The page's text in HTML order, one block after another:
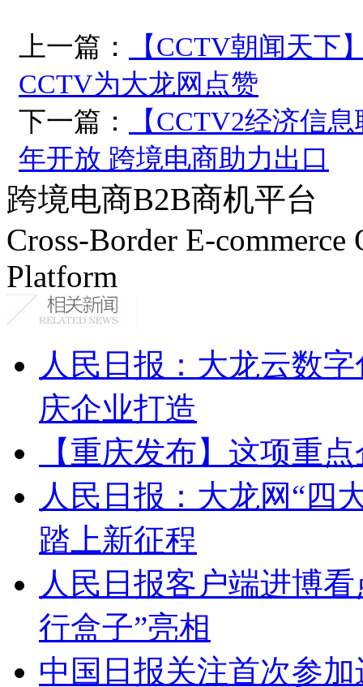
上一篇：
【CCTV朝闻天下
CCTV为大龙网点赞
下一篇：
【CCTV2经济信
年开放 跨境电商助力出口
跨境电商B2B商机平台
Cross-Border E-
Platform
人民日报：大龙云数
庆企业打造
【重庆发布】这项重
人民日报：大龙网“四
踏上新征程
人民日报客户端进博
行盒子”亮相
中国日报关注首次参